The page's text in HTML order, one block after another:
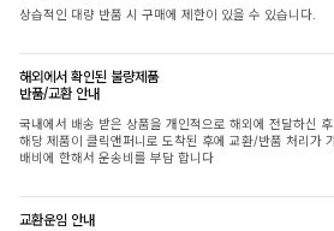
상습적인 대량 반품 시 구매에 제한이 있을 수 있습니다.
해외에서 확인된 불량제품
반품/교환 안내
국내에서 배송 받은 상품을 개인적으로 해외에 전달하신
해당 제품이 클릭앤퍼니로 도착된 후에 교환/반품 처리가
배비에 한해서 운송비를 부담 합니다
교환운임 안내